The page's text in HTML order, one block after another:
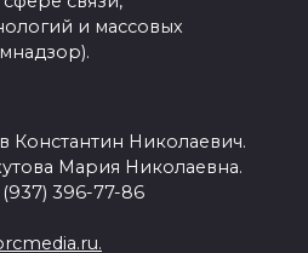
и массовых
Константин Николаевич.
Мария Николаевна.
396-77-86